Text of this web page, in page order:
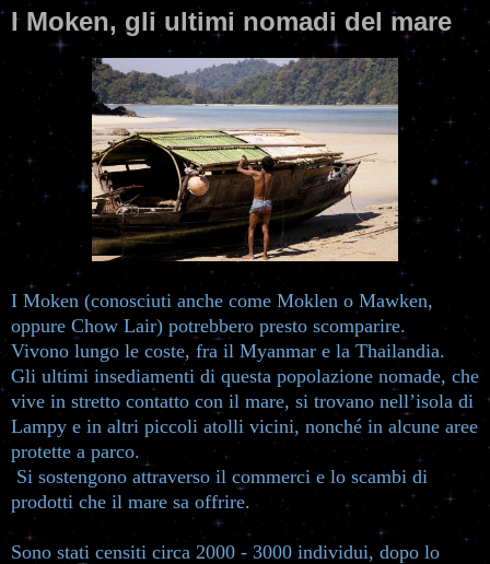
I Moken, gli ultimi nomadi del mare
I Moken (conosciuti anche come Moklen o Mawken,
oppure Chow Lair) potrebbero presto scomparire.
Vivono lungo le coste, fra il Myanmar e la Thailandia.
Gli ultimi insediamenti di questa popolazione nomade, che
vive in stretto contatto con il mare, si trovano nell’isola di
Lampy e in altri piccoli atolli vicini, nonché in alcune aree
protette a parco.
Si sostengono attraverso il commerci e lo scambi di
prodotti che il mare sa offrire.
Sono stati censiti circa 2000 - 3000 individui, dopo lo